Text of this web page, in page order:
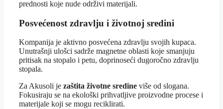
prednosti koje nude održivi materijali.
Posvećenost zdravlju i životnoj sredini
Kompanija je aktivno posvećena zdravlju svojih kupaca.
Unutrašnji ulošci sadrže magnetne oblasti koje smanjuju
pritisak na stopalo i petu, doprinoseći dugoročno zdravlju
stopala.
Za Akusoli je zaštita životne sredine više od slogana.
Fokusiraju se na ekološki prihvatljive proizvodne procese i
materijale koji se mogu reciklirati.